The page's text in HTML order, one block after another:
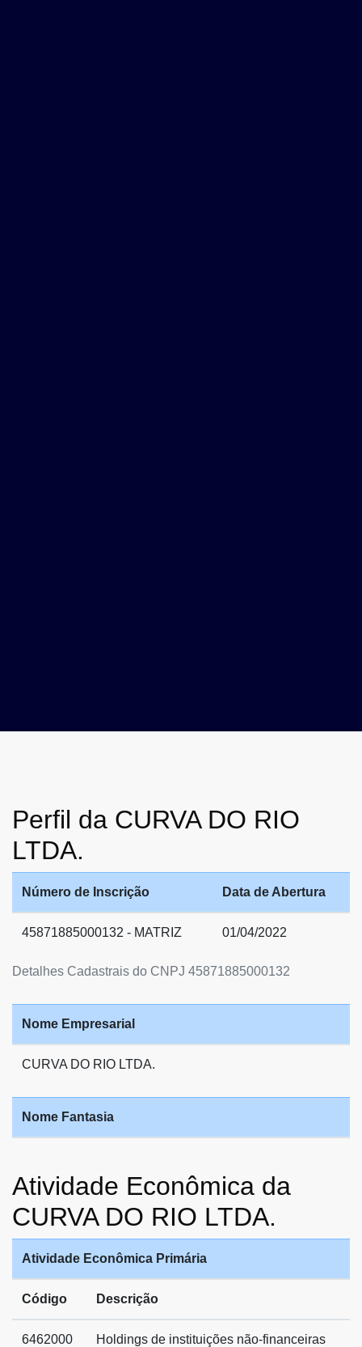
Perfil da CURVA DO RIO
LTDA.
Detalhes Cadastrais do CNPJ 45871885000132
Número de Inscrição Data de Abertura
45871885000132 - MATRIZ 01/04/2022
Nome Empresarial
CURVA DO RIO LTDA.
Nome Fantasia
Atividade Econômica da
CURVA DO RIO LTDA.
Atividade Econômica Primária
Código Descrição
6462000 Holdings de instituições não-financeiras